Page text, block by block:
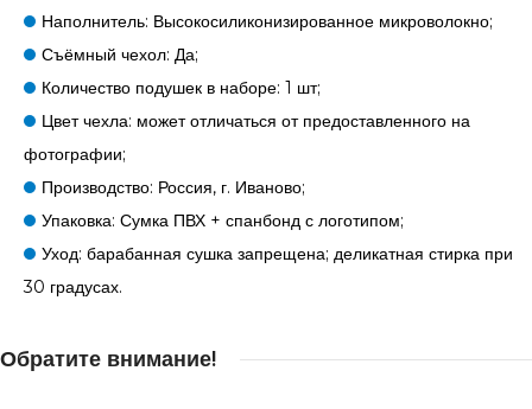
Наполнитель: Высокосиликонизированное микроволокно;
Съёмный чехол: Да;
Количество подушек в наборе: 1 шт;
Цвет чехла: может отличаться от предоставленного на
фотографии;
Производство: Россия, г. Иваново;
Упаковка: Сумка ПВХ + спанбонд с логотипом;
Уход: барабанная сушка запрещена; деликатная стирка при
30 градусах.
Обратите внимание!